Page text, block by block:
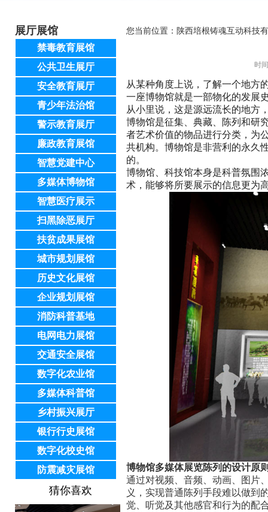
您当前位置： 陕西培根铸魂互动科技
展厅展馆
禁毒教育展馆
公共卫生展厅
安全教育展厅
青少年法治馆
警示教育展厅
廉政教育展馆
智慧党建中心
多媒体博物馆
智慧医疗展示
扫黑除恶展厅
扶贫成果展馆
城市规划展馆
历史文化展馆
企业规划展馆
消防科普基地
电网电力展馆
交通安全展馆
数字化农业馆
多媒体科普馆
乡村振兴展厅
银行行史展馆
数字化校史馆
防震减灾展馆
猜你喜欢
时
从某种角度上说，了解一个地方
一座博物馆就是一部物化的发展
从小里说，这是源远流长的地方
博物馆是征集、典藏、陈列和研
者艺术价值的物品进行分类，为
共机构。博物馆是非营利的永久
的。
博物馆、科技馆本身是科普氛围
术，能够将所要展示的信息更为
博物馆多媒体展览陈列的设计原
通过对视频、音频、动画、图片
义，实现普通陈列手段难以做到
觉、听觉及其他感官和行为的配